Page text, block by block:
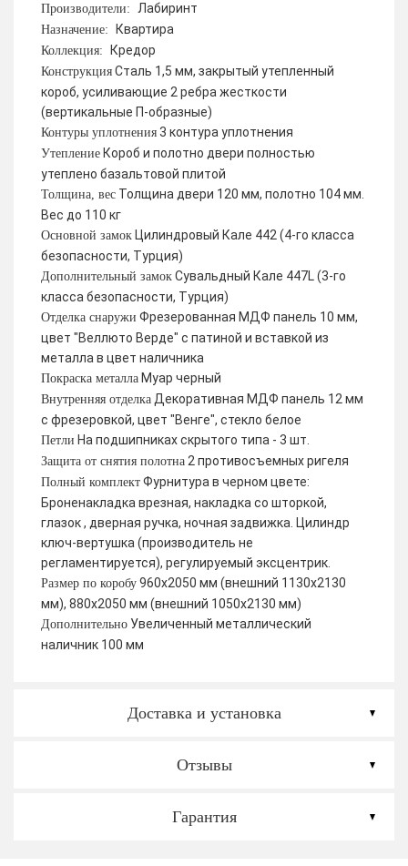
Производители: Лабиринт
Назначение: Квартира
Коллекция: Кредор
Конструкция Сталь 1,5 мм, закрытый утепленный
короб, усиливающие 2 ребра жесткости
(вертикальные П-образные)
Контуры уплотнения 3 контура уплотнения
Утепление Короб и полотно двери полностью
утеплено базальтовой плитой
Толщина, вес Толщина двери 120 мм, полотно 104 мм.
Вес до 110 кг
Основной замок Цилиндровый Кале 442 (4-го класса
безопасности, Турция)
Дополнительный замок Сувальдный Кале 447L (3-го
класса безопасности, Турция)
Отделка снаружи Фрезерованная МДФ панель 10 мм,
цвет "Веллюто Верде" с патиной и вставкой из
металла в цвет наличника
Покраска металла Муар черный
Внутренняя отделка Декоративная МДФ панель 12 мм
с фрезеровкой, цвет "Венге", стекло белое
Петли На подшипниках скрытого типа - 3 шт.
Защита от снятия полотна 2 противосъемных ригеля
Полный комплект Фурнитура в черном цвете:
Броненакладка врезная, накладка со шторкой,
глазок , дверная ручка, ночная задвижка. Цилиндр
ключ-вертушка (производитель не
регламентируется), регулируемый эксцентрик.
Размер по коробу 960х2050 мм (внешний 1130х2130
мм), 880х2050 мм (внешний 1050х2130 мм)
Дополнительно Увеличенный металлический
наличник 100 мм
Доставка и установка
Отзывы
Гарантия